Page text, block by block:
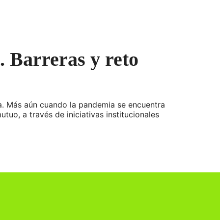
Barreras y reto
aún cuando la pandemia se encuentra
a través de iniciativas institucionales